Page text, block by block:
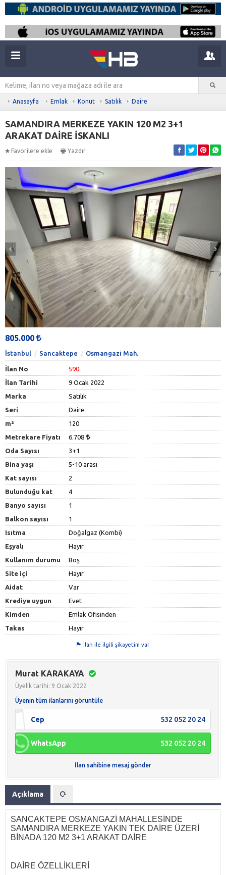
Anasayfa Emlak Konut Satılık Daire
SAMANDIRA MERKEZE YAKIN 120 M2 3+1
ARAKAT DAİRE İSKANLI
Favorilere ekle Yazdır
805.000
İstanbul Sancaktepe Osmangazi Mah.
İlan No
590
İlan Tarihi
9 Ocak 2022
Marka
Satılık
Seri
Daire
m²
120
Metrekare Fiyatı
6.708
Oda Sayısı
3+1
Bina yaşı
5-10 arası
Kat sayısı
2
Bulunduğu kat
4
Banyo sayısı
1
Balkon sayısı
1
Isıtma
Doğalgaz (Kombi)
Eşyalı
Hayır
Kullanım durumu
Boş
Site içi
Hayır
Aidat
Var
Krediye uygun
Evet
Kimden
Emlak Ofisinden
Takas
Hayır
İlan ile ilgili şikayetim var
Murat KARAKAYA
Üyelik tarihi: 9 Ocak 2022
Üyenin tüm ilanlarını görüntüle
Cep 532 052 20 24
WhatsApp 532 052 20 24
İlan sahibine mesaj gönder
Açıklama
SANCAKTEPE OSMANGAZİ MAHALLESİNDE
SAMANDIRA MERKEZE YAKIN TEK DAİRE ÜZERİ
BİNADA 120 M2 3+1 ARAKAT DAİRE
DAİRE ÖZELLİKLERİ